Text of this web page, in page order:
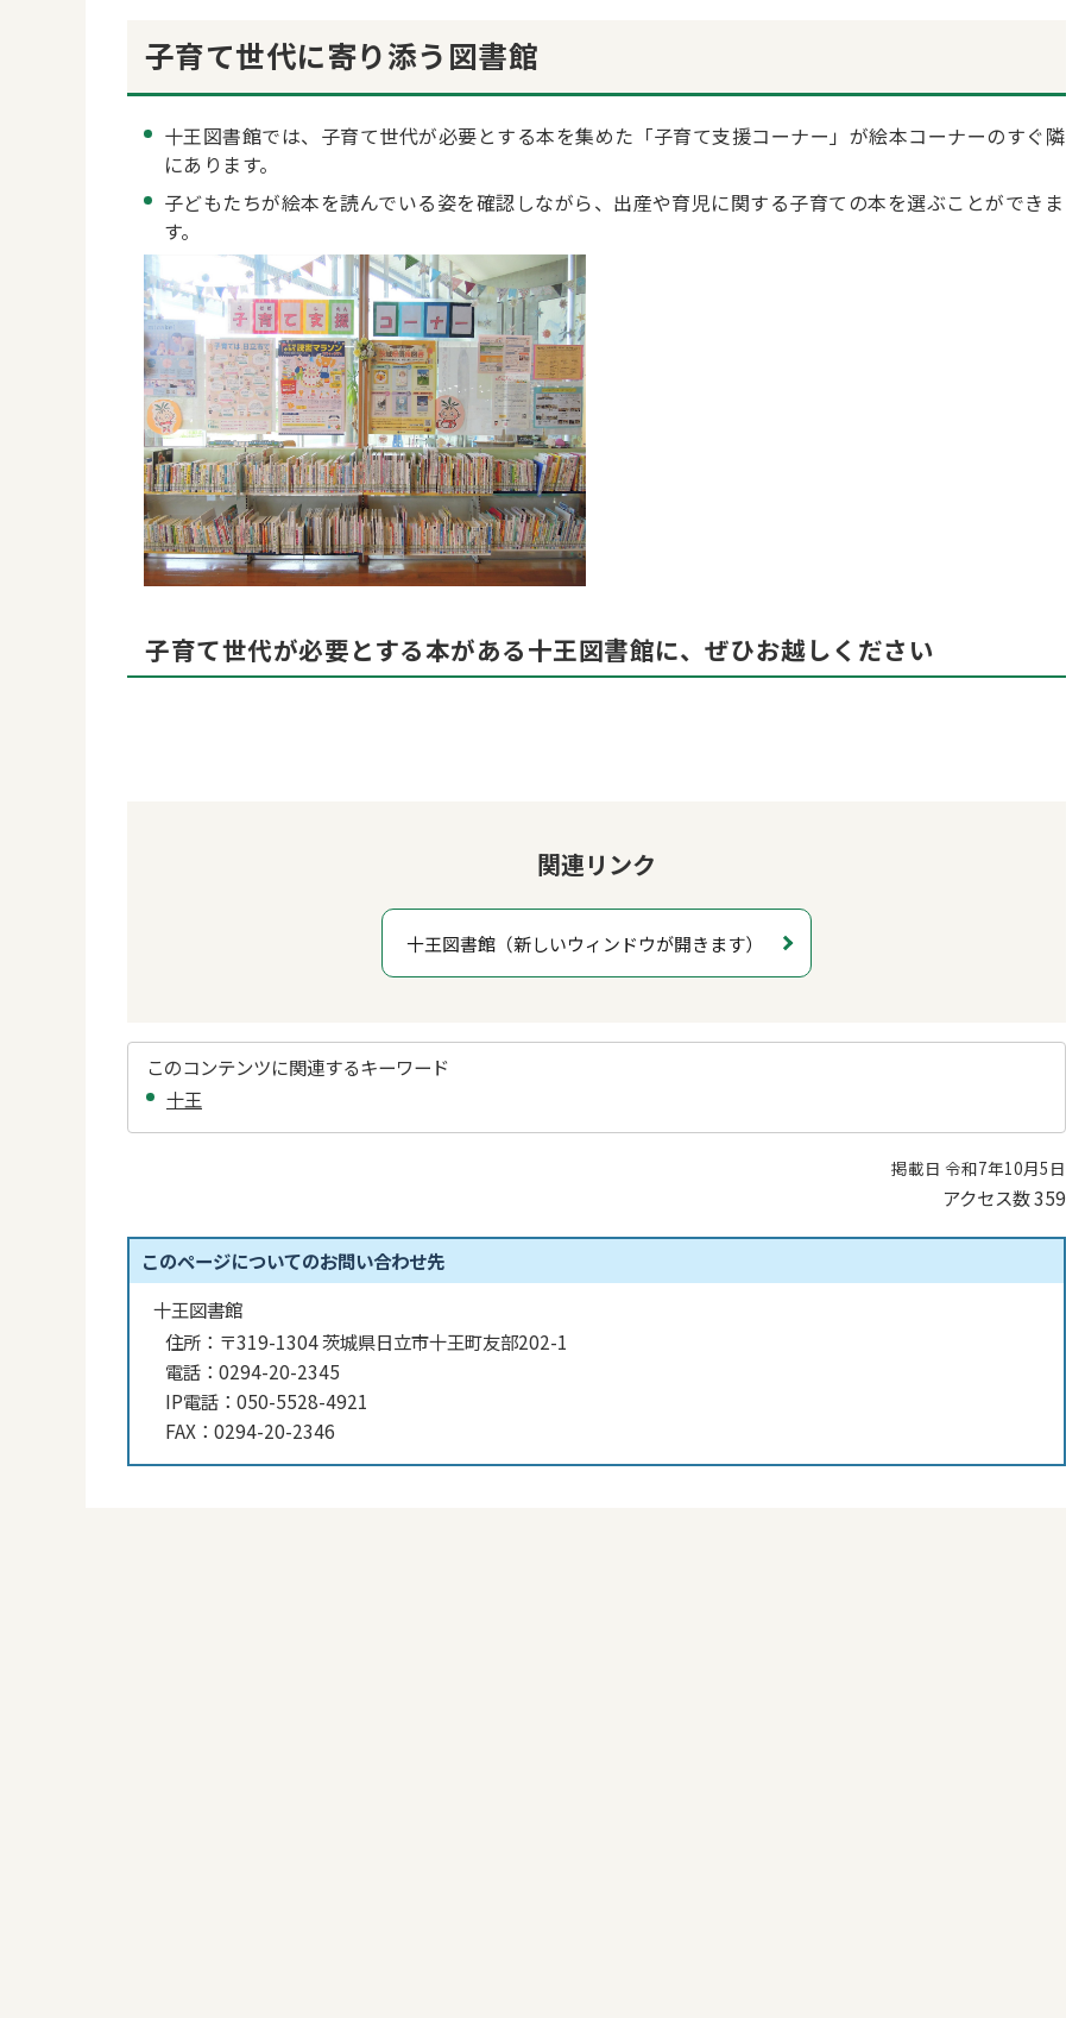
子育て世代に寄り添う図書館
十王図書館では、子育て世代が必要とする本を集めた「子育て支援コーナー」が絵本コーナーのすぐ隣
にあります。
子どもたちが絵本を読んでいる姿を確認しながら、出産や育児に関する子育ての本を選ぶことができま
す。
子育て世代が必要とする本がある十王図書館に、ぜひお越しください
関連リンク
十王図書館（新しいウィンドウが開きます）
このコンテンツに関連するキーワード
十王
掲載日 令和7年10月5日
アクセス数359
このページについてのお問い合わせ先
十王図書館
住所： 〒319-1304 茨城県日立市十王町友部202-1
電話： 0294-20-2345
IP電話： 050-5528-4921
FAX： 0294-20-2346